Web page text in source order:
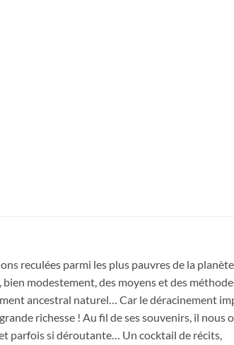
reculées parmi les plus pauvres de la
modestement, des moyens et des
ancestral naturel… Car le déracinement
richesse ! Au fil de ses souvenirs, il nous
parfois si déroutante… Un cocktail de récits,